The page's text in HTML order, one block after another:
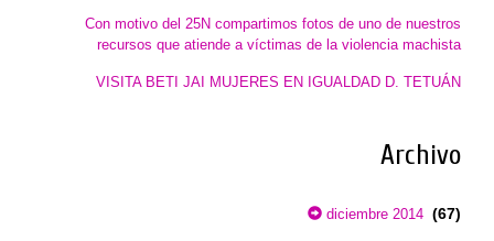
Con motivo del 25N compartimos fotos de uno de nuestros
recursos que atiende a víctimas de la violencia machista
VISITA BETI JAI MUJERES EN IGUALDAD D. TETUÁN
Archivo
diciembre 2014 (67)